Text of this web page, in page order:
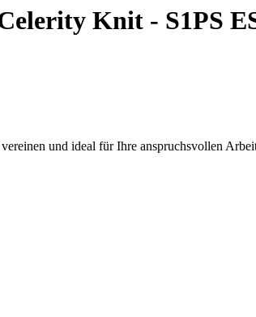
Knit - S1PS
und ideal für Ihre anspruchsvollen